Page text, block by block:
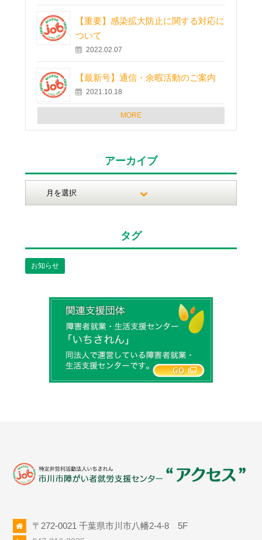
【重要】感染拡大防止に関する対応に
ついて
2022.02.07
【最新号】通信・余暇活動のご案内
2021.10.18
MORE
アーカイブ
タグ
お知らせ
〒272-0021 千葉県市川市八幡2-4-8 5F